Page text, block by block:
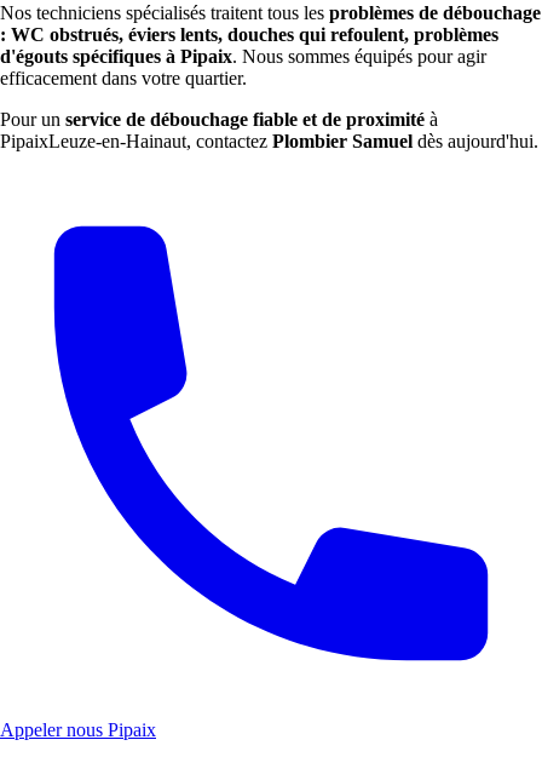
Nos techniciens spécialisés traitent tous les problèmes de débouchage
: WC obstrués, éviers lents, douches qui refoulent, problèmes
d'égouts spécifiques à Pipaix. Nous sommes équipés pour agir
efficacement dans votre quartier.
Pour un service de débouchage fiable et de proximité à
PipaixLeuze-en-Hainaut, contactez Plombier Samuel dès aujourd'hui.
Appeler nous Pipaix